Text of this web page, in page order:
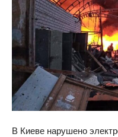
В Киеве нарушено